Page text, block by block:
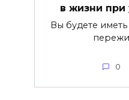
в жизни при
Вы будете иметь
0